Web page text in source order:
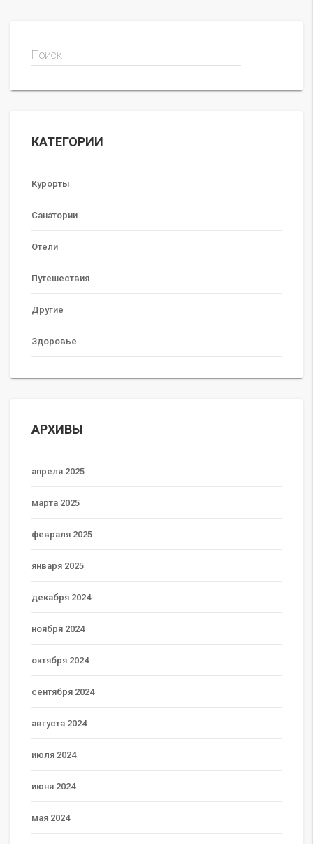
Поиск
КАТЕГОРИИ
Курорты
Санатории
Отели
Путешествия
Другие
Здоровье
АРХИВЫ
апреля 2025
марта 2025
февраля 2025
января 2025
декабря 2024
ноября 2024
октября 2024
сентября 2024
августа 2024
июля 2024
июня 2024
мая 2024